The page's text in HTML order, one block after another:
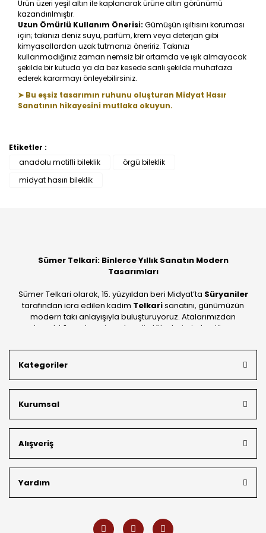
Ürün üzeri yeşil altın ile kaplanarak ürüne altın görünümü
kazandırılmıştır.
Uzun Ömürlü Kullanım Önerisi: Gümüşün ışıltısını koruması
için; takınızı deniz suyu, parfüm, krem veya deterjan gibi
kimyasallardan uzak tutmanızı öneririz. Takınızı
kullanmadığınız zaman nemsiz bir ortamda ve ışık almayacak
şekilde bir kutuda ya da bez kesede sarılı şekilde muhafaza
ederek kararmayı önleyebilirsiniz.
➤ Bu eşsiz tasarımın ruhunu oluşturan Midyat Hasır
Sanatının hikayesini mutlaka okuyun.
Bu ürüne ilk yorumu siz yapın!
Etiketler :
anadolu motifli bileklik
örgü bileklik
midyat hasırı bileklik
Sümer Telkari: Binlerce Yıllık Sanatın Modern
Tasarımları
Sümer Telkari olarak, 15. yüzyıldan beri Midyat’ta Süryaniler
tarafından icra edilen kadim Telkarisanatını, günümüzün
modern takı anlayışıyla buluşturuyoruz. Atalarımızdan
devraldığımız bu mirası; kendi atölyelerimizde, dünya
Mardin’in tarihi dokusunu yansıtan geleneksel işlemeleri, her
bütçeye uygun
müşterilerimizin özel siparişlerini benzersiz bir titizlikle
hazırlıyor; köklü geçmişimizi geleceğin takı modasına
güvenle taşıyoruz.
Kategoriler
Kurumsal
Alışveriş
Yardım